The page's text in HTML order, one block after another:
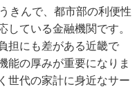
きんで、都市部の利便性
している金融機関です。
担にも差がある近畿で
能の厚みが重要になりま
世代の家計に身近なサー